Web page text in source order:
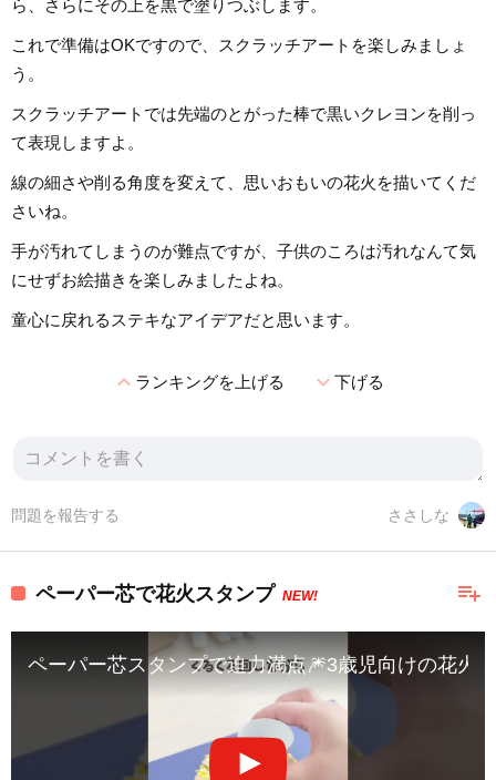
ら、さらにその上を黒で塗りつぶします。
これで準備はOKですので、スクラッチアートを楽しみましょ
う。
スクラッチアートでは先端のとがった棒で黒いクレヨンを削っ
て表現しますよ。
線の細さや削る角度を変えて、思いおもいの花火を描いてくだ
さいね。
手が汚れてしまうのが難点ですが、子供のころは汚れなんて気
にせずお絵描きを楽しみましたよね。
童心に戻れるステキなアイデアだと思います。
expand_lessランキングを上げる expand_more下げる
ささしな
問題を報告する
playlist_add
ペーパー芯で花火スタンプ NEW!
ペーパー芯スタンプで迫力満点🎆3歳児向けの花火